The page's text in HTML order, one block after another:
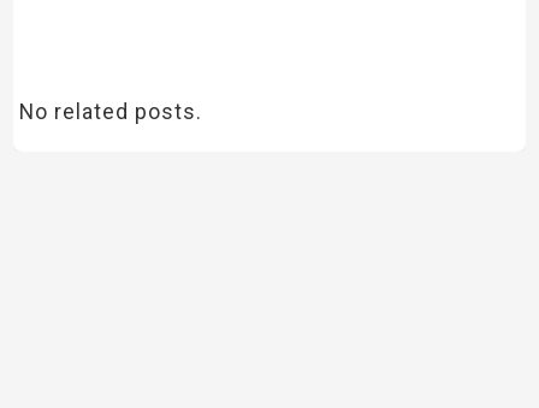
No related posts.